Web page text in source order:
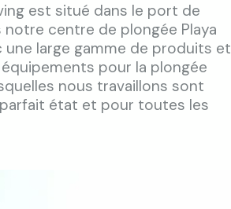
est situé dans le port de
notre centre de plongée Playa
une large gamme de produits et
pour la plongée
nous travaillons sont
parfait état et pour toutes les